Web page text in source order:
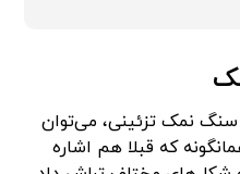
نمک تزئینی، می‌توان
که قبلا هم اشاره